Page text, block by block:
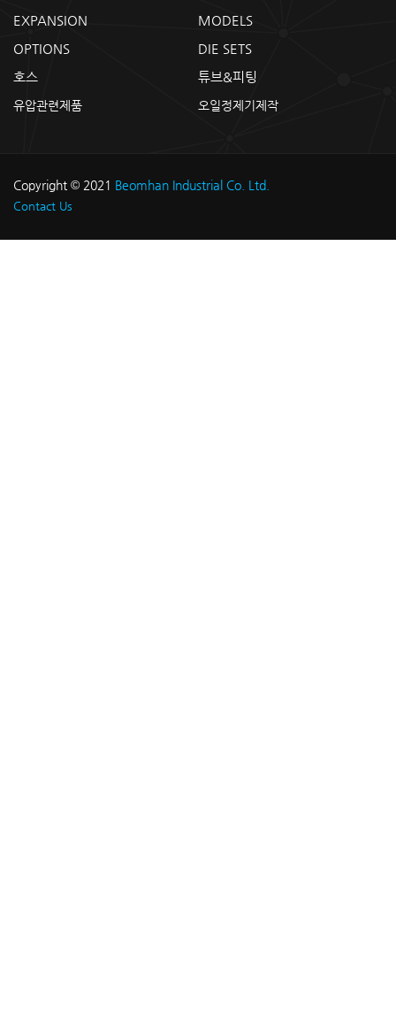
EXPANSION
MODELS
OPTIONS
DIE SETS
호스
튜브&피팅
유압관련제품 오일정제기제작
Copyright © 2021 Beomhan Industrial Co. Ltd.
Contact Us